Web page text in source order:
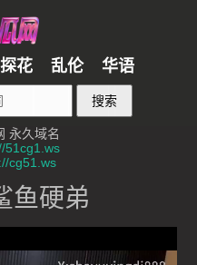
探花 乱伦 华语
搜索
永久域名
51cg1.ws
cg51.ws
鱼硬弟